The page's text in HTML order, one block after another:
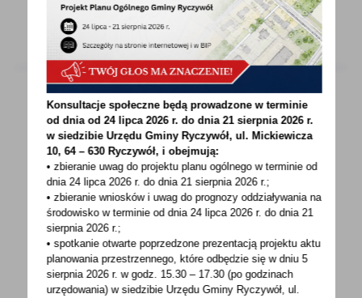
WIĘCEJ
11 - 10 - 2021
ZUS nie będzie prosił banków i telekomów o
dane klientów
Przedstawiciele Zakładu Ubezpieczeń
Społecznych nie będą odwiedzali sąsiadów
klientów ZUS i prosili...
WIĘCEJ
Konsultacje społeczne będą prowadzone w terminie
od dnia od 24 lipca 2026 r. do dnia 21 sierpnia 2026 r.
w siedzibie Urzędu Gminy Ryczywół, ul. Mickiewicza
10, 64 – 630 Ryczywół, i obejmują:
• zbieranie uwag do projektu planu ogólnego w terminie od
dnia 24 lipca 2026 r. do dnia 21 sierpnia 2026 r.;
• zbieranie wniosków i uwag do prognozy oddziaływania na
środowisko w terminie od dnia 24 lipca 2026 r. do dnia 21
sierpnia 2026 r.;
• spotkanie otwarte poprzedzone prezentacją projektu aktu
planowania przestrzennego, które odbędzie się w dniu 5
sierpnia 2026 r.w godz. 15.30 – 17.30 (po godzinach
urzędowania) w siedzibie Urzędu Gminy Ryczywół, ul.